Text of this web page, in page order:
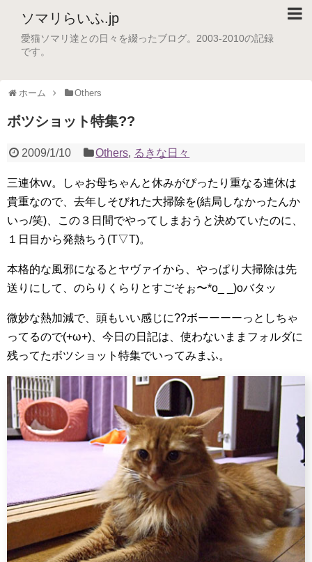
ソマリらいふ.jp
愛猫ソマリ達との日々を綴ったブログ。2003-2010の記録
です。
ホーム Others
ボツショット特集??
2009/1/10 Others, るきな日々
三連休vv。しゃお母ちゃんと休みがぴったり重なる連休は
貴重なので、去年しそびれた大掃除を(結局しなかったんか
いっ/笑)、この３日間でやってしまおうと決めていたのに、
１日目から発熱ちう(T▽T)。
本格的な風邪になるとヤヴァイから、やっぱり大掃除は先
送りにして、のらりくらりとすごそぉ〜*o_ _)oバタッ
微妙な熱加減で、頭もいい感じに??ボーーーーっとしちゃ
ってるので(+ω+)、今日の日記は、使わないままフォルダに
残ってたボツショット特集でいってみまふ。